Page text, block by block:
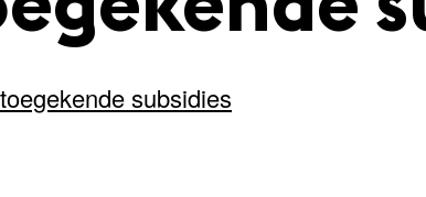
subsidies